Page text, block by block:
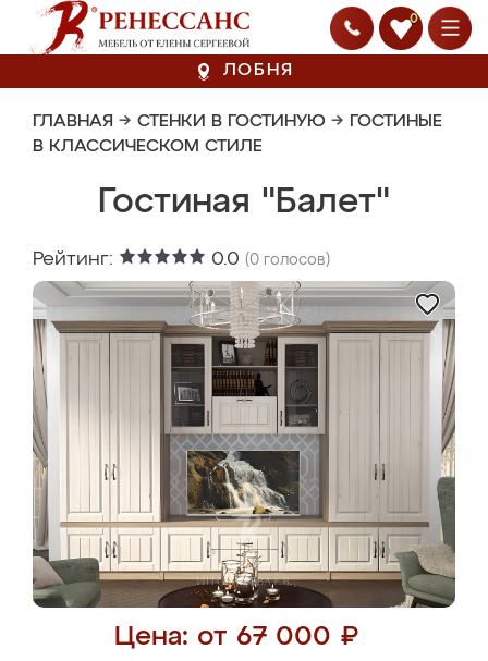
0
ЛОБНЯ
ГЛАВНАЯ → СТЕНКИ В ГОСТИНУЮ → ГОСТИНЫЕ
В КЛАССИЧЕСКОМ СТИЛЕ
Гостиная "Балет"
Рейтинг: 0.0 (0 голосов)
Цена: от 67 000 ₽